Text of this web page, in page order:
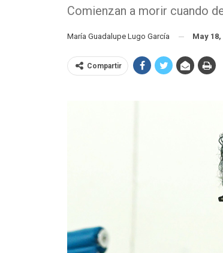
Comienzan a morir cuando
María Guadalupe Lugo García May 18,
Compartir